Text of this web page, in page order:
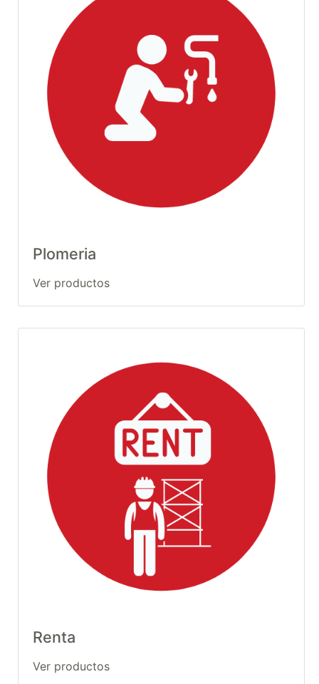
Plomeria
Ver productos
Renta
Ver productos